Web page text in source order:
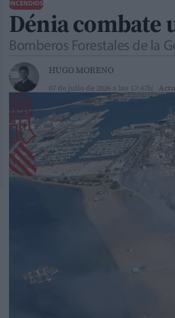
INCENDIOS
Dénia combate
Bomberos Forestales de la
HUGO MORENO
07 de julio de 2026 a las 17:47h